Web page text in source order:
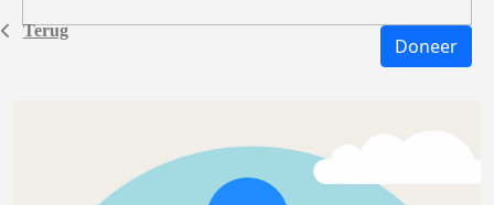
Terug
Doneer